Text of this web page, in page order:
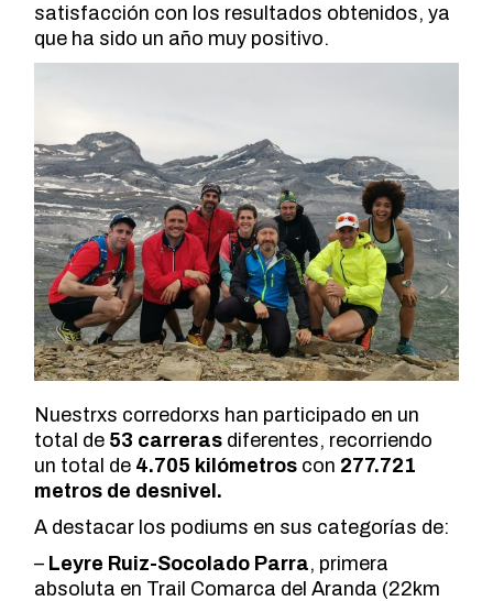
satisfacción con los resultados obtenidos, ya
que ha sido un año muy positivo.
Nuestrxs corredorxs han participado en un
total de 53 carreras diferentes, recorriendo
un total de 4.705 kilómetros con 277.721
metros de desnivel.
A destacar los podiums en sus categorías de:
– Leyre Ruiz-Socolado Parra, primera
absoluta en Trail Comarca del Aranda (22km